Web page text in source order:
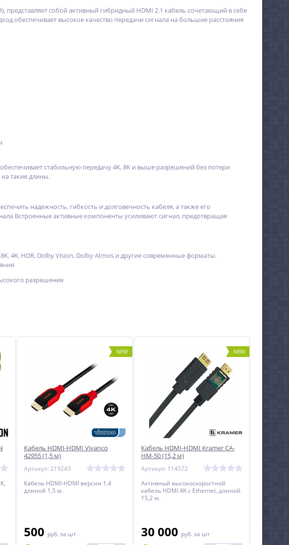
представляет собой активный гибридный HDMI 2.1 кабель сочетающий в себе
обеспечивает высокое качество передачи сигнала на большие расстояния
стабильную передачу 4K, 8K и выше разрешений без потери
такие длины.
надежность, гибкость и долговечность кабеля, а также его
Встроенные активные компоненты усиливают сигнал, предотвращая
4K, HDR, Dolby Vision, Dolby Atmos и другие современные форматы.
разрешения
NEW
Кабель HDMI-HDMI Vivanco
42955 (1,5 м)
Артикул: 219243
Кабель HDMI-HDMI версии 1.4
длиной 1,5 м.
500 руб. за шт
NEW
Кабель HDMI-HDMI Kramer CA-
HM-50 (15,2 м)
Артикул: 114572
Активный высокоскоростной
кабель HDMI 4K c Ethernet, длиной
15,2 м.
30 000 руб. за шт